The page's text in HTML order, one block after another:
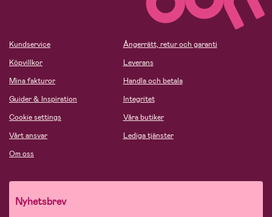
Kundservice
Köpvillkor
Mina fakturor
Guider & Inspiration
Cookie settings
Vårt ansvar
Om oss
Ångerrätt, retur och garanti
Leverans
Handla och betala
Integritet
Våra butiker
Lediga tjänster
Nyhetsbrev